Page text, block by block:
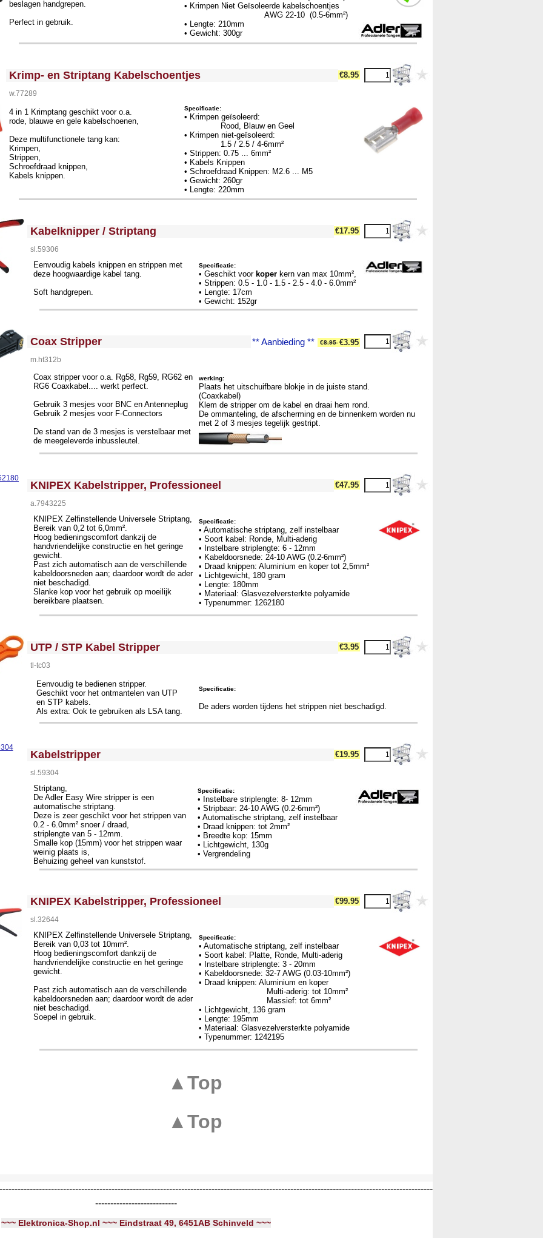
beslagen handgrepen.
Perfect in gebruik.
• Krimpen Niet Geïsoleerde kabelschoentjes
AWG 22-10 (0.5-6mm²)
• Lengte: 210mm
• Gewicht: 300gr
<!-- MakeFullWidth0 --><!-- MakeFullWidth1 --><!-- MakeFullWidth2 --><!-- MakeFullWidth3 --><!-- MakeFullWidth4 --><!-- MakeFullWidth5 --><!-- MakeFullWidth6 --><!-- MakeFullWidth7 --><!-- MakeFullWidth8 --><!-- MakeFullWidth9 --><!-- MakeFullWidth10 --><!-- MakeFullWidth11 --><!-- MakeFullWidth12 --><!-- MakeFullWidth13 --><!-- MakeFullWidth14 --><!-- MakeFullWidth15 --><!-- MakeFullWidth16 --><!-- MakeFullWidth17 --><!-- MakeFullWidth18 --><!-- MakeFullWidth19 -->
Krimp- en Striptang Kabelschoentjes €8.95
w.77289
4 in 1 Krimptang geschikt voor o.a.
rode, blauwe en gele kabelschoenen,
Deze multifunctionele tang kan:
Krimpen,
Strippen,
Schroefdraad knippen,
Kabels knippen.
Specificatie:
• Krimpen geïsoleerd:
Rood, Blauw en Geel
• Krimpen niet-geïsoleerd:
1.5 / 2.5 / 4-6mm²
• Strippen: 0.75 ... 6mm²
• Kabels Knippen
• Schroefdraad Knippen: M2.6 ... M5
• Gewicht: 260gr
• Lengte: 220mm
<!-- MakeFullWidth0 --><!-- MakeFullWidth1 --><!-- MakeFullWidth2 --><!-- MakeFullWidth3 --><!-- MakeFullWidth4 --><!-- MakeFullWidth5 --><!-- MakeFullWidth6 --><!-- MakeFullWidth7 --><!-- MakeFullWidth8 --><!-- MakeFullWidth9 --><!-- MakeFullWidth10 --><!-- MakeFullWidth11 --><!-- MakeFullWidth12 --><!-- MakeFullWidth13 --><!-- MakeFullWidth14 --><!-- MakeFullWidth15 --><!-- MakeFullWidth16 --><!-- MakeFullWidth17 --><!-- MakeFullWidth18 --><!-- MakeFullWidth19 -->
Kabelknipper / Striptang €17.95
sl.59306
Eenvoudig kabels knippen en strippen met
deze hoogwaardige kabel tang.
Soft handgrepen.
Specificatie:
• Geschikt voorkoper kern van max 10mm²,
• Strippen: 0.5 - 1.0 - 1.5 - 2.5 - 4.0 - 6.0mm²
• Lengte: 17cm
• Gewicht: 152gr
<!-- MakeFullWidth0 --><!-- MakeFullWidth1 --><!-- MakeFullWidth2 --><!-- MakeFullWidth3 --><!-- MakeFullWidth4 --><!-- MakeFullWidth5 --><!-- MakeFullWidth6 --><!-- MakeFullWidth7 --><!-- MakeFullWidth8 --><!-- MakeFullWidth9 --><!-- MakeFullWidth10 --><!-- MakeFullWidth11 --><!-- MakeFullWidth12 --><!-- MakeFullWidth13 --><!-- MakeFullWidth14 --><!-- MakeFullWidth15 --><!-- MakeFullWidth16 --><!-- MakeFullWidth17 --><!-- MakeFullWidth18 --><!-- MakeFullWidth19 -->
Coax Stripper ** Aanbieding ** €8.95€3.95
m.ht312b
Coax stripper voor o.a. Rg58, Rg59, RG62 en
RG6 Coaxkabel.... werkt perfect.
Gebruik 3 mesjes voor BNC en Antenneplug
Gebruik 2 mesjes voor F-Connectors
De stand van de 3 mesjes is verstelbaar met
de meegeleverde inbussleutel.
werking:
Plaats het uitschuifbare blokje in de juiste stand.
(Coaxkabel)
Klem de stripper om de kabel en draai hem rond.
De ommanteling, de afscherming en de binnenkern worden nu
met 2 of 3 mesjes tegelijk gestript.
<!-- MakeFullWidth0 --><!-- MakeFullWidth1 --><!-- MakeFullWidth2 --><!-- MakeFullWidth3 --><!-- MakeFullWidth4 --><!-- MakeFullWidth5 --><!-- MakeFullWidth6 --><!-- MakeFullWidth7 --><!-- MakeFullWidth8 --><!-- MakeFullWidth9 --><!-- MakeFullWidth10 --><!-- MakeFullWidth11 --><!-- MakeFullWidth12 --><!-- MakeFullWidth13 --><!-- MakeFullWidth14 --><!-- MakeFullWidth15 --><!-- MakeFullWidth16 --><!-- MakeFullWidth17 --><!-- MakeFullWidth18 --><!-- MakeFullWidth19 -->
KNIPEX Kabelstripper, Professioneel €47.95
a.7943225
KNIPEX Zelfinstellende Universele Striptang,
Bereik van 0,2 tot 6,0mm².
Hoog bedieningscomfort dankzij de
handvriendelijke constructie en het geringe
gewicht.
Past zich automatisch aan de verschillende
kabeldoorsneden aan; daardoor wordt de ader
niet beschadigd.
Slanke kop voor het gebruik op moeilijk
bereikbare plaatsen.
Specificatie:
• Automatische striptang, zelf instelbaar
• Soort kabel: Ronde, Multi-aderig
• Instelbare striplengte: 6 - 12mm
• Kabeldoorsnede: 24-10 AWG (0.2-6mm²)
• Draad knippen: Aluminium en koper tot 2,5mm²
• Lichtgewicht, 180 gram
• Lengte: 180mm
• Materiaal: Glasvezelversterkte polyamide
• Typenummer: 1262180
<!-- MakeFullWidth0 --><!-- MakeFullWidth1 --><!-- MakeFullWidth2 --><!-- MakeFullWidth3 --><!-- MakeFullWidth4 --><!-- MakeFullWidth5 --><!-- MakeFullWidth6 --><!-- MakeFullWidth7 --><!-- MakeFullWidth8 --><!-- MakeFullWidth9 --><!-- MakeFullWidth10 --><!-- MakeFullWidth11 --><!-- MakeFullWidth12 --><!-- MakeFullWidth13 --><!-- MakeFullWidth14 --><!-- MakeFullWidth15 --><!-- MakeFullWidth16 --><!-- MakeFullWidth17 --><!-- MakeFullWidth18 --><!-- MakeFullWidth19 -->
UTP / STP Kabel Stripper €3.95
tl-tc03
Eenvoudig te bedienen stripper.
Geschikt voor het ontmantelen van UTP
en STP kabels.
Als extra: Ook te gebruiken als LSA tang.
Specificatie:
De aders worden tijdens het strippen niet beschadigd.
<!-- MakeFullWidth0 --><!-- MakeFullWidth1 --><!-- MakeFullWidth2 --><!-- MakeFullWidth3 --><!-- MakeFullWidth4 --><!-- MakeFullWidth5 --><!-- MakeFullWidth6 --><!-- MakeFullWidth7 --><!-- MakeFullWidth8 --><!-- MakeFullWidth9 --><!-- MakeFullWidth10 --><!-- MakeFullWidth11 --><!-- MakeFullWidth12 --><!-- MakeFullWidth13 --><!-- MakeFullWidth14 --><!-- MakeFullWidth15 --><!-- MakeFullWidth16 --><!-- MakeFullWidth17 --><!-- MakeFullWidth18 --><!-- MakeFullWidth19 -->
Kabelstripper €19.95
sl.59304
Striptang,
De Adler Easy Wire stripper is een
automatische striptang.
Deze is zeer geschikt voor het strippen van
0.2 - 6.0mm² snoer / draad,
striplengte van 5 - 12mm.
Smalle kop (15mm) voor het strippen waar
weinig plaats is,
Behuizing geheel van kunststof.
Specificatie:
• Instelbare striplengte: 8- 12mm
• Stripbaar: 24-10 AWG (0.2-6mm²)
• Automatische striptang, zelf instelbaar
• Draad knippen: tot 2mm²
• Breedte kop: 15mm
• Lichtgewicht, 130g
• Vergrendeling
<!-- MakeFullWidth0 --><!-- MakeFullWidth1 --><!-- MakeFullWidth2 --><!-- MakeFullWidth3 --><!-- MakeFullWidth4 --><!-- MakeFullWidth5 --><!-- MakeFullWidth6 --><!-- MakeFullWidth7 --><!-- MakeFullWidth8 --><!-- MakeFullWidth9 --><!-- MakeFullWidth10 --><!-- MakeFullWidth11 --><!-- MakeFullWidth12 --><!-- MakeFullWidth13 --><!-- MakeFullWidth14 --><!-- MakeFullWidth15 --><!-- MakeFullWidth16 --><!-- MakeFullWidth17 --><!-- MakeFullWidth18 --><!-- MakeFullWidth19 -->
KNIPEX Kabelstripper, Professioneel €99.95
sl.32644
KNIPEX Zelfinstellende Universele Striptang,
Bereik van 0,03 tot 10mm².
Hoog bedieningscomfort dankzij de
handvriendelijke constructie en het geringe
gewicht.
Past zich automatisch aan de verschillende
kabeldoorsneden aan; daardoor wordt de ader
niet beschadigd.
Soepel in gebruik.
Specificatie:
• Automatische striptang, zelf instelbaar
• Soort kabel: Platte, Ronde, Multi-aderig
• Instelbare striplengte: 3 - 20mm
• Kabeldoorsnede: 32-7 AWG (0.03-10mm²)
• Draad knippen: Aluminium en koper
Multi-aderig: tot 10mm²
Massief: tot 6mm²
• Lichtgewicht, 136 gram
• Lengte: 195mm
• Materiaal: Glasvezelversterkte polyamide
• Typenummer: 1242195
▲Top
▲Top
---------------------------
~~~ Elektronica-Shop.nl ~~~ Eindstraat 49, 6451AB Schinveld ~~~